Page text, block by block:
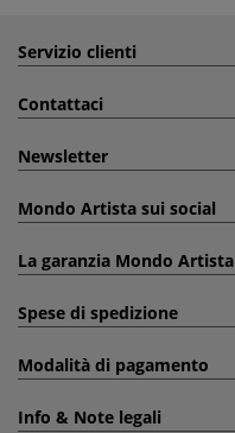
Servizio clienti
Contattaci
Newsletter
Mondo Artista sui social
La garanzia Mondo Artista
Spese di spedizione
Modalità di pagamento
Info & Note legali